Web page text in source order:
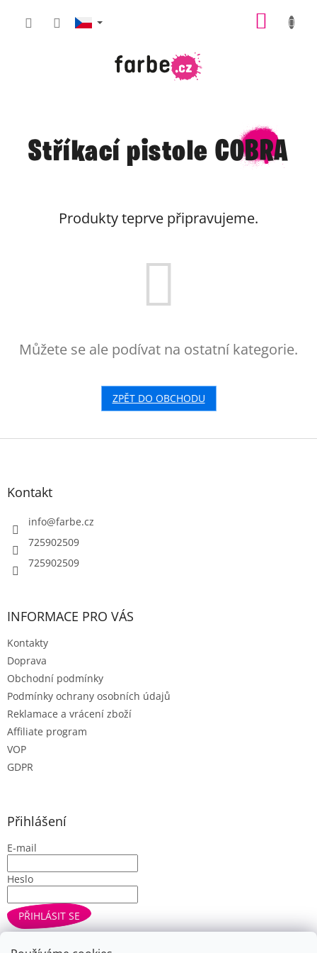
Stříkací pistole COBRA
Produkty teprve připravujeme.
Můžete se ale podívat na ostatní kategorie.
ZPĚT DO OBCHODU
Z
Kontakt
info@farbe.cz
725902509
725902509
INFORMACE PRO VÁS
Kontakty
Doprava
Obchodní podmínky
Podmínky ochrany osobních údajů
Reklamace a vrácení zboží
Affiliate program
VOP
GDPR
Přihlášení
E-mail
Heslo
PŘIHLÁSIT SE
Nová registraceZapomenuté heslo